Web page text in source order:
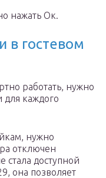
нажать Ок.
в гостевом
работать, нужно
для каждого
нужно
отключен
стала доступной
она позволяет